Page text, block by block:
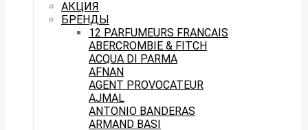
АКЦИЯ
БРЕНДЫ
12 PARFUMEURS FRANCAIS
ABERCROMBIE & FITCH
ACQUA DI PARMA
AFNAN
AGENT PROVOCATEUR
AJMAL
ANTONIO BANDERAS
ARMAND BASI